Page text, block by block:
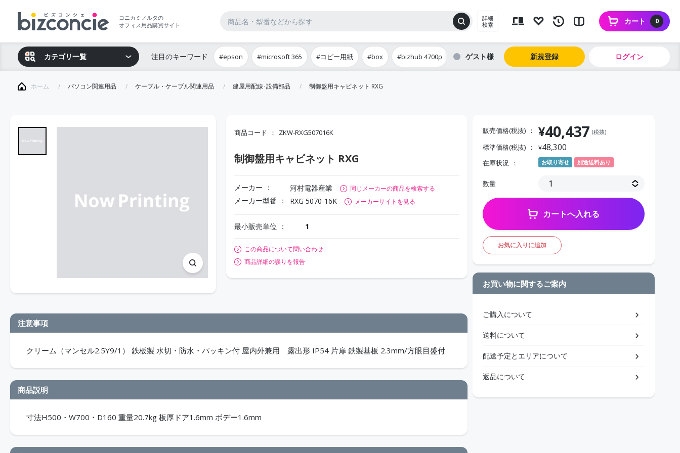
コニカミノルタの
オフィス用品購買サイト
詳細
検索
0
カート
カテゴリ一覧 注目のキーワード #epson #microsoft 365 #コピー用紙 #box #bizhub 4700p ゲスト 新規登録 ログイン
ホーム パソコン関連用品 ケーブル・ケーブル関連用品 建屋用配線･設備部品 制御盤用キャビネット RXG
商品コード ZKW-RXG507016K
制御盤用キャビネット RXG
メーカー 河村電器産業 同じメーカーの商品を検索する
メーカー型番 RXG 5070-16K メーカーサイトを見る
最小販売単位 1
この商品について問い合わせ
商品詳細の誤りを報告
注意事項
クリーム（マンセル2.5Y9/1） 鉄板製 水切・防水・パッキン付 屋内外兼用 露出形 IP54 片扉 鉄製基板 2.3mm/方眼目盛付
商品説明
寸法H500・W700・D160 重量20.7kg 板厚ドア1.6mm ボデー1.6mm
販売価格(税抜) ¥40,437 (税抜)
標準価格(税抜) ¥48,300
在庫状況 お取り寄せ 別途送料あり
数量
カートへ入れる
お気に入りに追加
お買い物に関するご案内
ご購入について
送料について
配送予定とエリアについて
返品について